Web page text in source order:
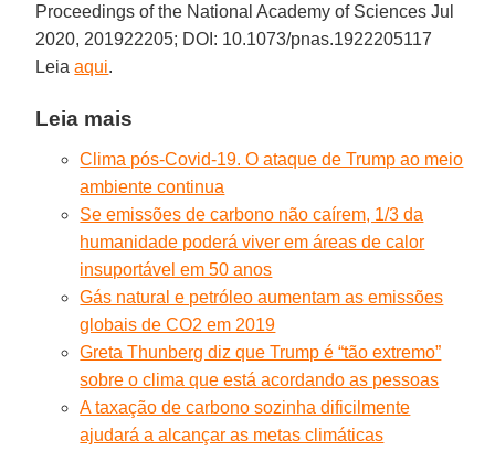
Proceedings of the National Academy of Sciences Jul
2020, 201922205; DOI: 10.1073/pnas.1922205117
Leiaaqui.
Leia mais
Clima pós-Covid-19. O ataque de Trump ao meio
ambiente continua
Se emissões de carbono não caírem, 1/3 da
humanidade poderá viver em áreas de calor
insuportável em 50 anos
Gás natural e petróleo aumentam as emissões
globais de CO2 em 2019
Greta Thunberg diz que Trump é “tão extremo”
sobre o clima que está acordando as pessoas
A taxação de carbono sozinha dificilmente
ajudará a alcançar as metas climáticas